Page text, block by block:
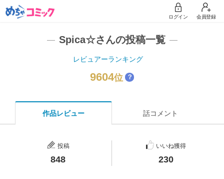
ログイン 会員登録
Spica☆さんの投稿一覧
レビュアーランキング
9604位 ？
作品レビュー 話コメント
投稿
848
いいね獲得
230